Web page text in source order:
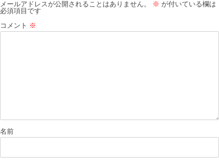
メールアドレスが公開されることはありません。 ※ が付いている欄は
必須項目です
コメント ※
名前